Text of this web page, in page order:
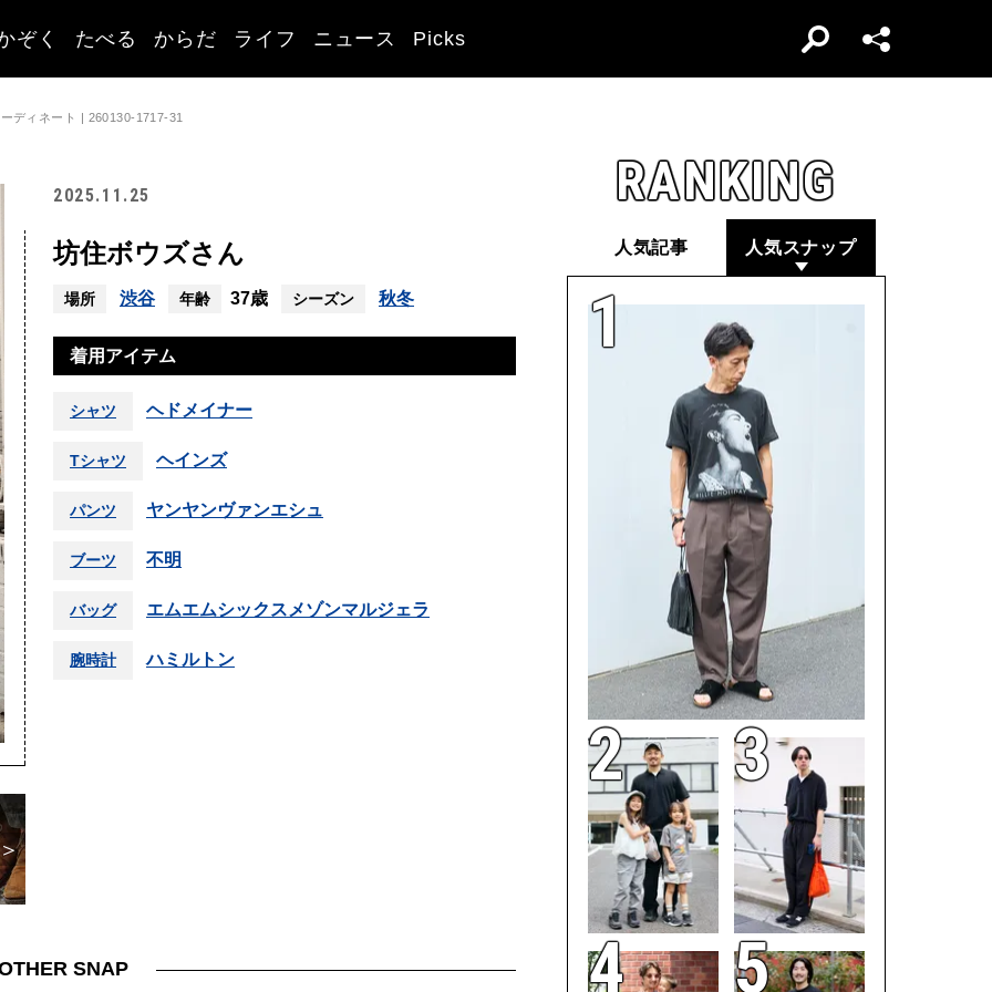
ぞく たべる からだ ライフ ニュース Picks
ディネート | 260130-1717-31
2025.11.25
坊住ボウズさん
場所 渋谷 年齢 37歳 シーズン 秋冬
着用アイテム
シャツ ヘドメイナー
Tシャツ ヘインズ
パンツ ヤンヤンヴァンエシュ
ブーツ 不明
バッグ エムエムシックスメゾンマルジェラ
腕時計 ハミルトン
SNAP
RANKING
人気記事 人気スナップ